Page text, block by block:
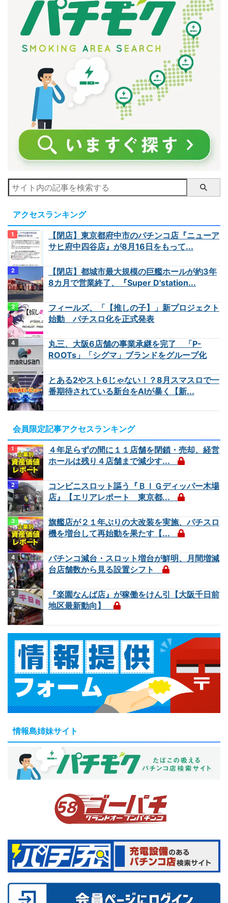
アクセスランキング
【閉店】東京都府中市のパチンコ店『ニューア
サヒ府中四谷店』が8月16日をもって...
【閉店】都城市最大規模の巨艦ホールが約3年
8カ月で営業終了、『Super D'station...
フィールズ、「【推しの子】」新プロジェクト
始動 パチスロ化を正式発表
丸三、大阪6店舗の事業承継を完了 「P-
ROOTs」「シグマ」ブランドをグループ化
とある2やスト6じゃない！？8月スマスロで一
番期待されている新台をAIが暴く【新...
会員限定記事アクセスランキング
４年足らずの間に１１店舗を閉鎖・売却、経営
ホールは残り４店舗まで減少す...
コンビニスロット謳う『ＢＩＧディッパー木場
店』【エリアレポート 東京都...
旗艦店が２１年ぶりの大改装を実施、パチスロ
機を増台して再始動を果たす【...
パチンコ減台・スロット増台が鮮明、月間増減
台店舗数から見る設置シフト
『楽園なんば店』が稼働をけん引【大阪千日前
地区最新動向】
情報島姉妹サイト